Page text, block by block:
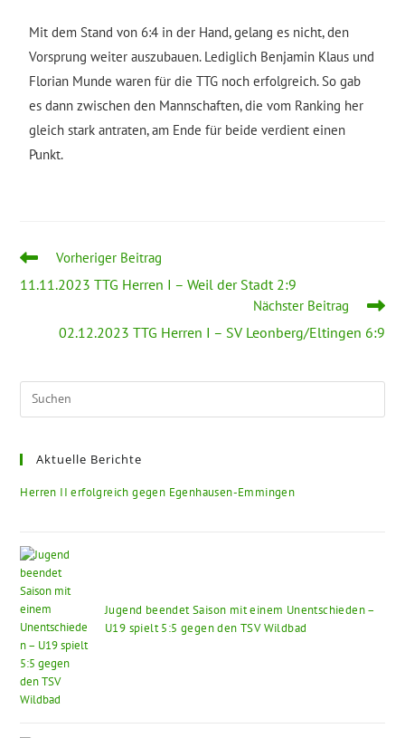
Mit dem Stand von 6:4 in der Hand, gelang es nicht, den
Vorsprung weiter auszubauen. Lediglich Benjamin Klaus und
Florian Munde waren für die TTG noch erfolgreich. So gab
es dann zwischen den Mannschaften, die vom Ranking her
gleich stark antraten, am Ende für beide verdient einen
Punkt.
Vorheriger Beitrag
11.11.2023 TTG Herren I – Weil der Stadt 2:9
Nächster Beitrag
02.12.2023 TTG Herren I – SV Leonberg/Eltingen 6:9
Aktuelle Berichte
Herren II erfolgreich gegen Egenhausen-Emmingen
Jugend beendet Saison mit einem Unentschieden –
U19 spielt 5:5 gegen den TSV Wildbad